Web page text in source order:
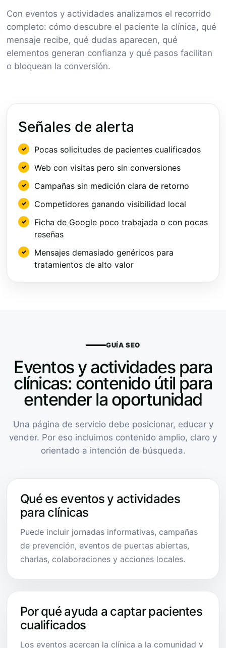
Con eventos y actividades analizamos el recorrido
completo: cómo descubre el paciente la clínica, qué
mensaje recibe, qué dudas aparecen, qué
elementos generan confianza y qué pasos facilitan
o bloquean la conversión.
Señales de alerta
Pocas solicitudes de pacientes cualificados
Web con visitas pero sin conversiones
Campañas sin medición clara de retorno
Competidores ganando visibilidad local
Ficha de Google poco trabajada o con pocas
reseñas
Mensajes demasiado genéricos para
tratamientos de alto valor
GUÍA SEO
Eventos y actividades para
clínicas: contenido útil para
entender la oportunidad
Una página de servicio debe posicionar, educar y
vender. Por eso incluimos contenido amplio, claro y
orientado a intención de búsqueda.
Qué es eventos y actividades
para clínicas
Puede incluir jornadas informativas, campañas
de prevención, eventos de puertas abiertas,
charlas, colaboraciones y acciones locales.
Por qué ayuda a captar pacientes
cualificados
Los eventos acercan la clínica a la comunidad y